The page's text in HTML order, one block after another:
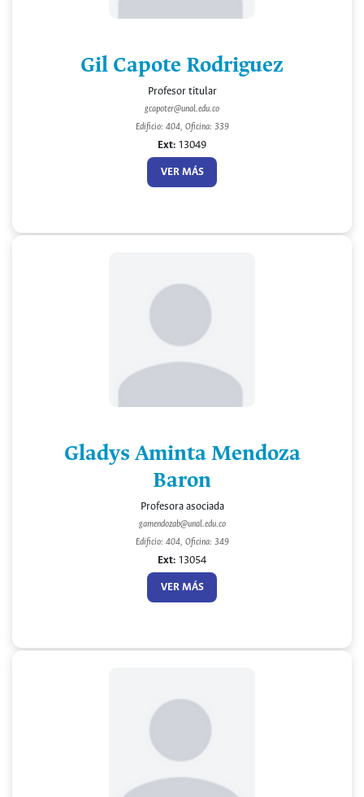
Gil Capote Rodriguez
Profesor titular
gcapoter@unal.edu.co
Edificio: 404, Oficina: 339
Ext: 13049
VER MÁS
Gladys Aminta Mendoza
Baron
Profesora asociada
gamendozab@unal.edu.co
Edificio: 404, Oficina: 349
Ext: 13054
VER MÁS